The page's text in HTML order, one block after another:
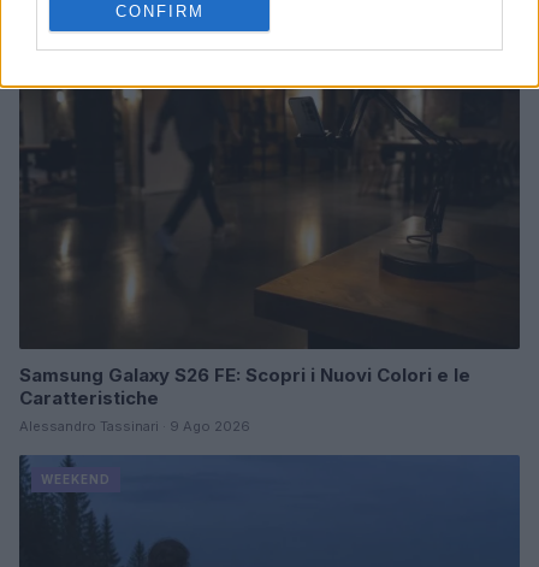
CONFIRM
Samsung Galaxy S26 FE: Scopri i Nuovi Colori e le
Caratteristiche
Alessandro Tassinari · 9 Ago 2026
WEEKEND